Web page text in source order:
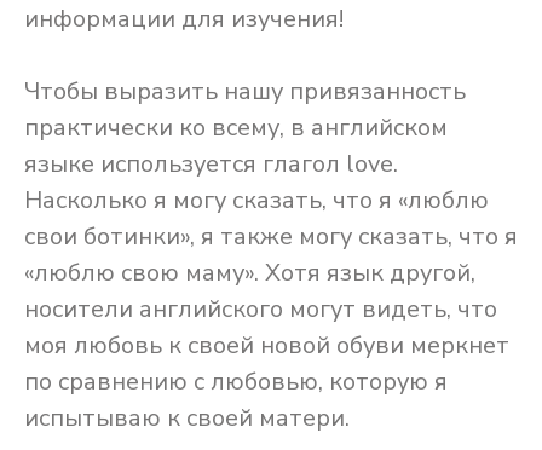
информации для изучения!
Чтобы выразить нашу привязанность
практически ко всему, в английском
языке используется глагол love.
Насколько я могу сказать, что я «люблю
свои ботинки», я также могу сказать, что я
«люблю свою маму». Хотя язык другой,
носители английского могут видеть, что
моя любовь к своей новой обуви меркнет
по сравнению с любовью, которую я
испытываю к своей матери.